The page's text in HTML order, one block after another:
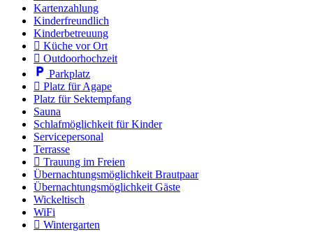
Kartenzahlung
Kinder­freundlich
Kinderbetreuung
Küche vor Ort
Outdoorhochzeit
Parkplatz
Platz für Agape
Platz für Sektempfang
Sauna
Schlafmöglichkeit für Kinder
Servicepersonal
Terrasse
Trauung im Freien
Übernachtungsmöglichkeit Brautpaar
Übernachtungsmöglichkeit Gäste
Wickeltisch
WiFi
Wintergarten